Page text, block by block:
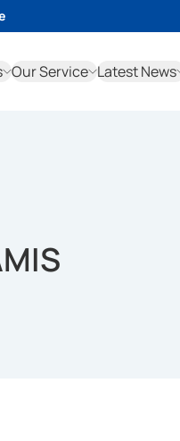
Our Service Latest News